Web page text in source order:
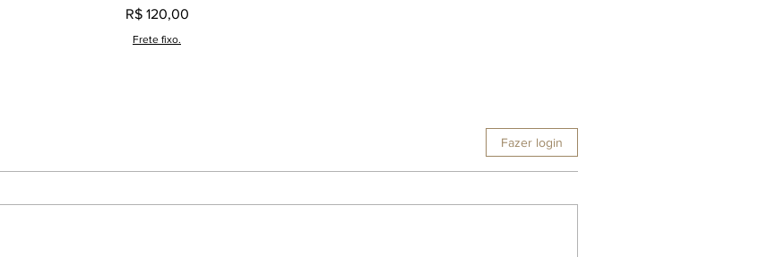
Preço
R$ 120,00
Frete fixo.
Fazer login